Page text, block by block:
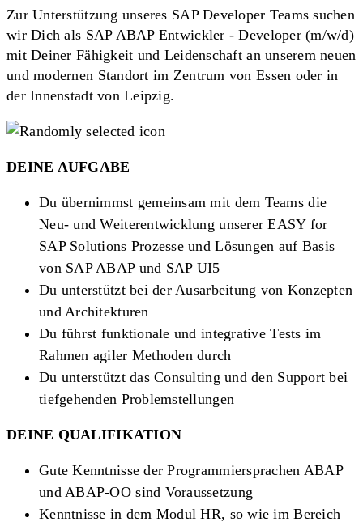
Zur Unterstützung unseres SAP Developer Teams suchen
wir Dich als SAP ABAP Entwickler - Developer (m/w/d)
mit Deiner Fähigkeit und Leidenschaft an unserem neuen
und modernen Standort im Zentrum von Essen oder in
der Innenstadt von Leipzig.
DEINE AUFGABE
Du übernimmst gemeinsam mit dem Teams die
Neu- und Weiterentwicklung unserer EASY for
SAP Solutions Prozesse und Lösungen auf Basis
von SAP ABAP und SAP UI5
Du unterstützt bei der Ausarbeitung von Konzepten
und Architekturen
Du führst funktionale und integrative Tests im
Rahmen agiler Methoden durch
Du unterstützt das Consulting und den Support bei
tiefgehenden Problemstellungen
DEINE QUALIFIKATION
Gute Kenntnisse der Programmiersprachen ABAP
und ABAP-OO sind Voraussetzung
Kenntnisse in dem Modul HR, so wie im Bereich